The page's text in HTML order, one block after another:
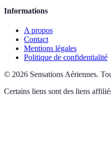
Informations
A propos
Contact
Mentions légales
Politique de confidentialité
© 2026 Sensations Aériennes.
Certains liens sont des liens